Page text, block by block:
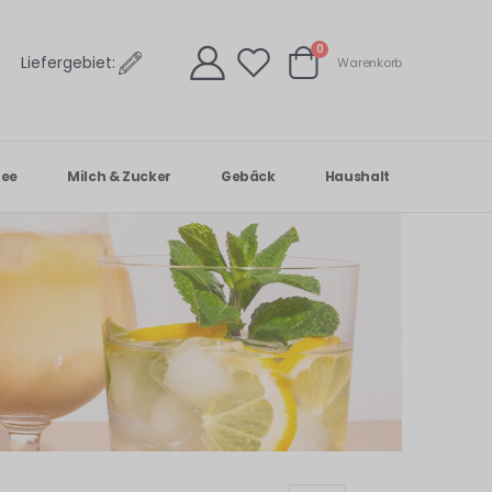
Liefergebiet: Warenkorb
0Artikel
Warenkorb
Milch & Zucker Gebäck Haushalt